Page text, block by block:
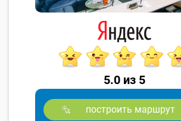
5.0 из 5
построить маршрут